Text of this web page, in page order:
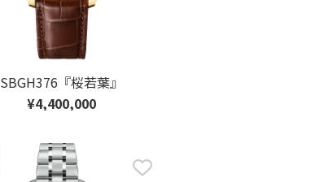
SBGH376『桜若葉』
¥4,400,000